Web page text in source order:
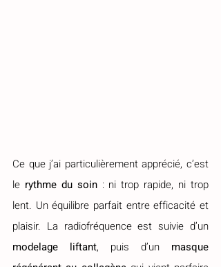
Ce que j’ai particulièrement apprécié, c’est
le rythme du soin : ni trop rapide, ni trop
lent. Un équilibre parfait entre efficacité et
modelage liftant, puis d’un masque